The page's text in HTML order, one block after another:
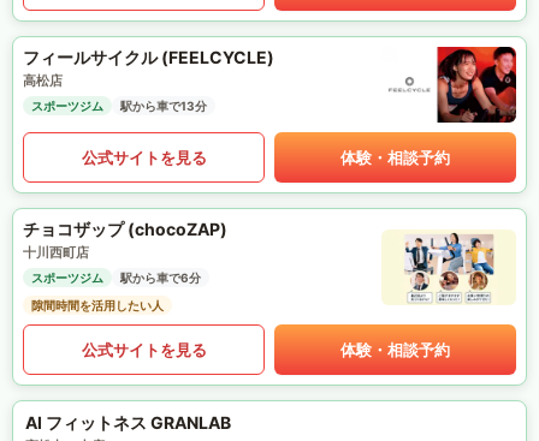
フィールサイクル (FEELCYCLE)
高松店
スポーツジム 駅から車で13分
公式サイトを見る 体験・相談予約
チョコザップ (chocoZAP)
十川西町店
スポーツジム
駅から車で6分
隙間時間を活用したい人
公式サイトを見る 体験・相談予約
AI フィットネス GRANLAB